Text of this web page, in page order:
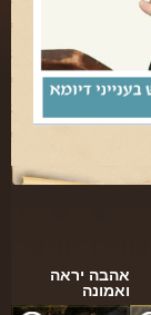
אהבה יראה
ואמונה